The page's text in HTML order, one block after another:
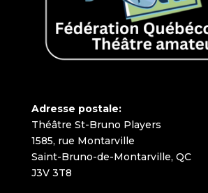
Adresse postale:
Théâtre St-Bruno Players
1585, rue Montarville
Saint-Bruno-de-Montarville, QC
J3V 3T8